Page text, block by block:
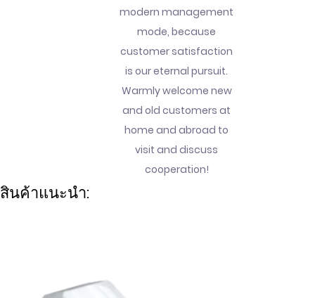
modern management
mode, because
customer satisfaction
is our eternal pursuit.
Warmly welcome new
and old customers at
home and abroad to
visit and discuss
cooperation!
สินค้าแนะนำ: